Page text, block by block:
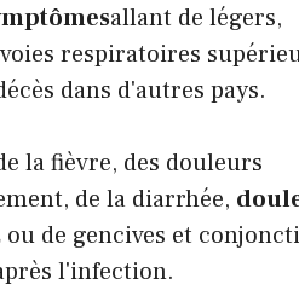
allant de légers,
respiratoires
dans d'autres pays.
la fièvre, des douleurs
de la diarrhée,
ou de gencives et
l'infection.